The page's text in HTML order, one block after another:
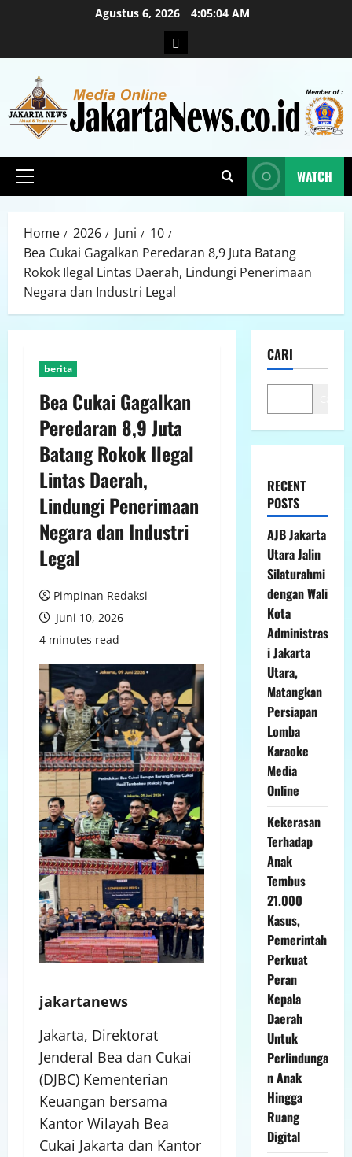
Agustus 6, 2026 4:05:05 AM
WATCH
Home 2026 Juni
10
Bea Cukai Gagalkan Peredaran 8,9 Juta Batang
Rokok Ilegal Lintas Daerah, Lindungi Penerimaan
Negara dan Industri Legal
berita
Bea Cukai Gagalkan
Peredaran 8,9 Juta
Batang Rokok Ilegal
Lintas Daerah,
Lindungi Penerimaan
Negara dan Industri
Legal
Pimpinan Redaksi
Juni 10, 2026
4 minutes read
jakartanews
Jakarta, Direktorat
Jenderal Bea dan Cukai
(DJBC) Kementerian
Keuangan bersama
Kantor Wilayah Bea
Cukai Jakarta dan Kantor
CARI
RECENT
POSTS
AJB Jakarta
Utara Jalin
Silaturahmi
dengan Wali
Kota
Administras
i Jakarta
Utara,
Matangkan
Persiapan
Lomba
Karaoke
Media
Online
Kekerasan
Terhadap
Anak
Tembus
21.000
Kasus,
Pemerintah
Perkuat
Peran
Kepala
Daerah
Untuk
Perlindunga
n Anak
Hingga
Ruang
Digital